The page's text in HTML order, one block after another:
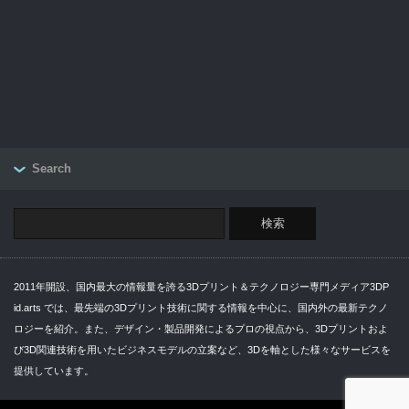
Search
2011年開設、国内最大の情報量を誇る3Dプリント＆テクノロジー専門メディア3DP
id.arts では、最先端の3Dプリント技術に関する情報を中心に、国内外の最新テクノ
ロジーを紹介。また、デザイン・製品開発によるプロの視点から、3Dプリントおよ
び3D関連技術を用いたビジネスモデルの立案など、3Dを軸とした様々なサービスを
提供しています。